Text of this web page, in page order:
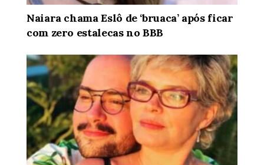
Naiara chama Eslô de ‘bruaca’ após ficar
com zero estalecas no BBB